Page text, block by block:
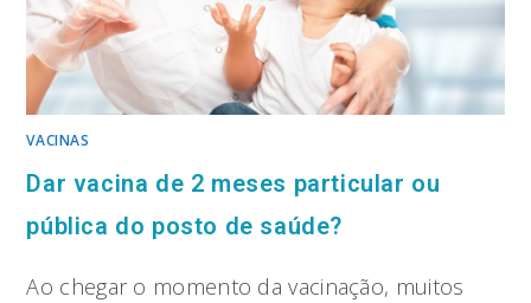
VACINAS
Dar vacina de 2 meses particular ou
pública do posto de saúde?
Ao chegar o momento da vacinação, muitos